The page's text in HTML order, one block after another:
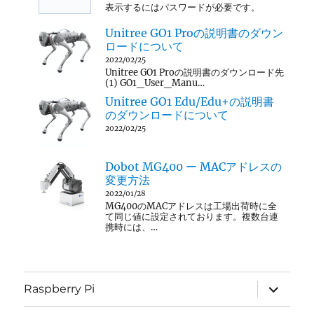
表示するにはパスワードが必要です。
Unitree GO1 Proの説明書のダウン
ロードについて
2022/02/25
Unitree GO1 Proの説明書のダウンロード先
(1) GO1_User_Manu…
Unitree GO1 Edu/Edu+の説明書
のダウンロードについて
2022/02/25
Dobot MG400 ー MACアドレスの
変更方法
2022/01/28
MG400のMACアドレスは工場出荷時に全
て同じ値に設定されております。複数台連
携時には、…
Raspberry Pi
サ
ブ
メ